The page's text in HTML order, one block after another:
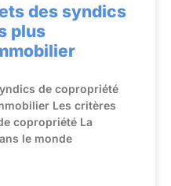
des syndics
plus
de copropriété
Les critères
copropriété La
le monde